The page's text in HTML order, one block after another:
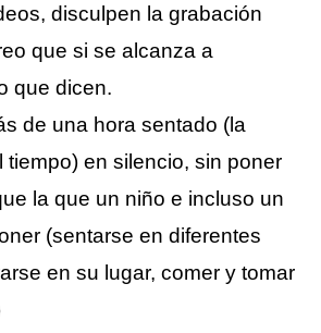
disculpen la grabación
que si se alcanza a
que dicen.
de una hora sentado (la
tiempo) en silencio, sin poner
la que un niño e incluso un
(sentarse en diferentes
en su lugar, comer y tomar